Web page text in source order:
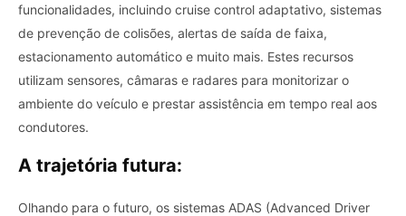
funcionalidades, incluindo cruise control adaptativo, sistemas
de prevenção de colisões, alertas de saída de faixa,
estacionamento automático e muito mais. Estes recursos
utilizam sensores, câmaras e radares para monitorizar o
ambiente do veículo e prestar assistência em tempo real aos
condutores.
A trajetória futura:
Olhando para o futuro, os sistemas ADAS (Advanced Driver